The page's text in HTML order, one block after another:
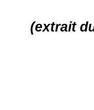
(extrait